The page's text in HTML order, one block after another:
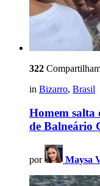
322
in Bizarro, Brasil
Homem salta
de Balneário
por Maysa